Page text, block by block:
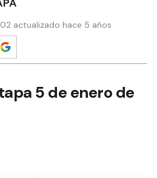
actualizado hace 5 años
5 de enero de